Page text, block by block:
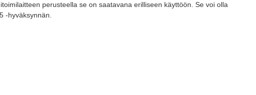
perusteella se on saatavana erilliseen käyttöön. Se voi olla
-hyväksynnän.